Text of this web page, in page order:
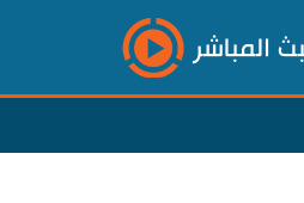
المباشر